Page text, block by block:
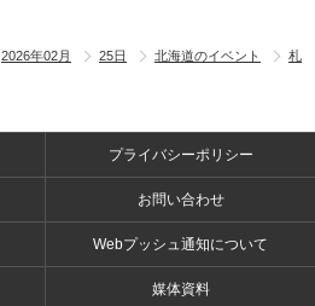
2026年02月 25日 北海道のイベント
札
プライバシーポリシー
お問い合わせ
Webプッシュ通知について
媒体資料